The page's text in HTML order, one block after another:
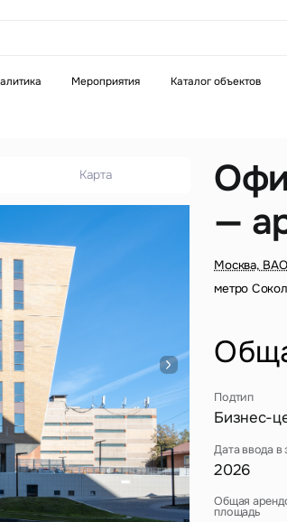
Мероприятия Каталог объектов
—
Москва,
метро
Подтип
Бизнес-
Дата ввода в
2026
Общая
площадь
Карта
звонок
Это обязательное
Введен неверный
поле
неверный форматСейчас
Отправить
на кнопку «Отправить», вы даете свое согласие на обработку и